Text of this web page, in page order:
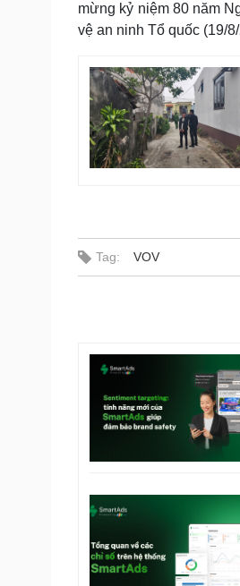
mừng kỷ niệm 80 năm
vệ an ninh Tổ quốc (19/
Tag: VOV